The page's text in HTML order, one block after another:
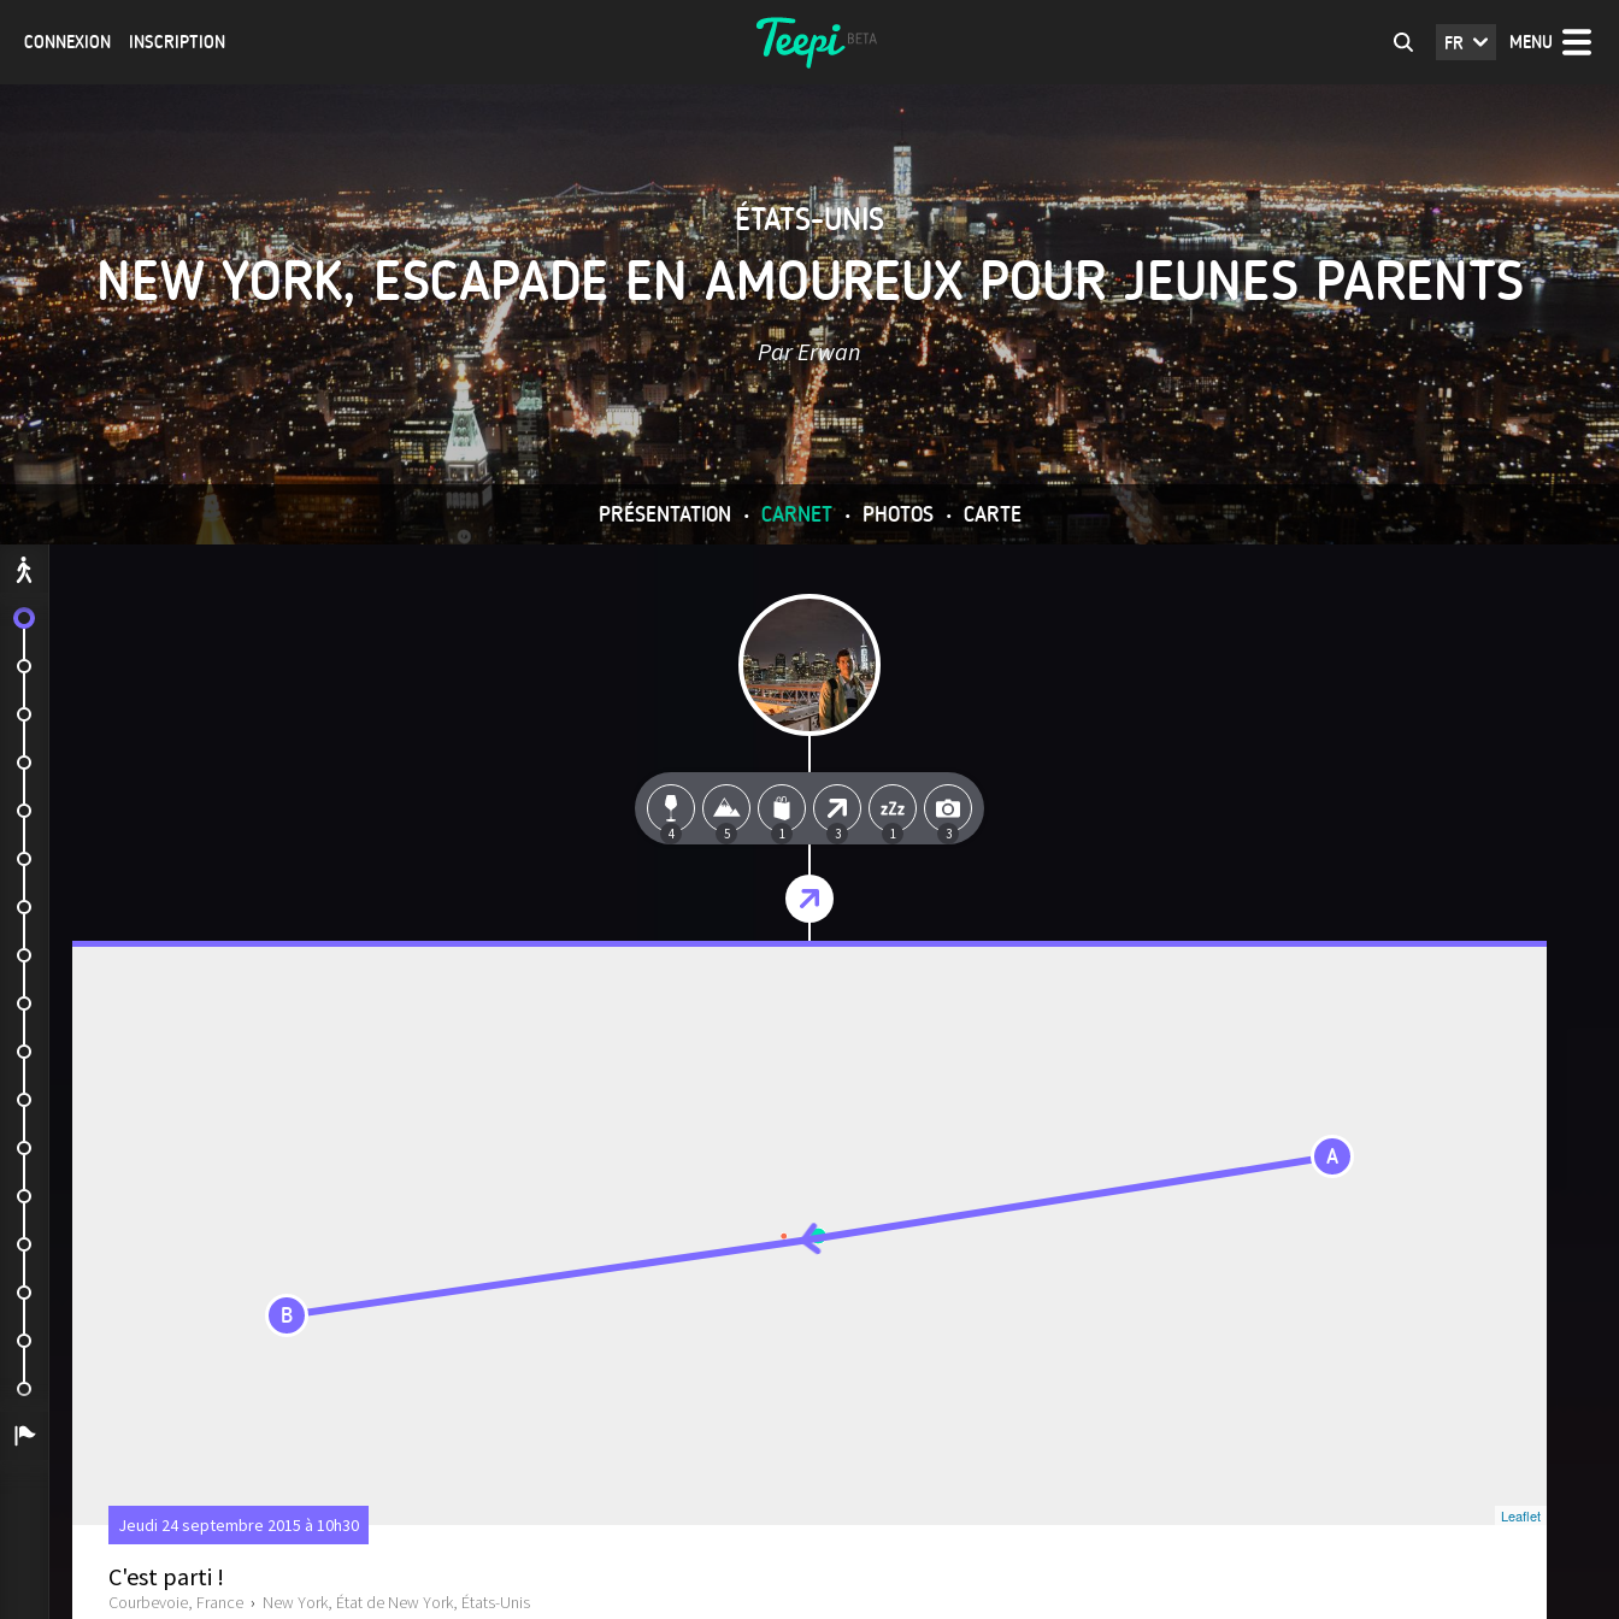
CONNEXION INSCRIPTION MENU
FR
ÉTATS-UNIS
NEW YORK, ESCAPADE EN AMOUREUX POUR JEUNES PARENTS
Par Erwan
PRÉSENTATION • CARNET • PHOTOS • CARTE
Empire State Building - Central...
4 5 1 3 1 3
A
B
Leaflet
Jeudi 24 septembre 2015 à 10h30
C'est parti !
Courbevoie, France › New York, État de New York, États-Unis